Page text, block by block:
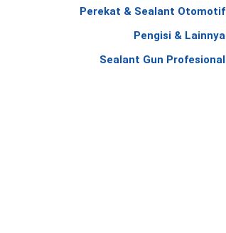
Perekat & Sealant Otomotif
Pengisi & Lainnya
Sealant Gun Profesional